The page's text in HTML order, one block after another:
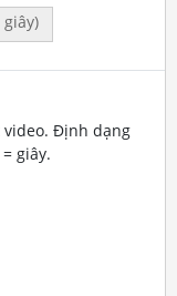
Định dạng
giây.